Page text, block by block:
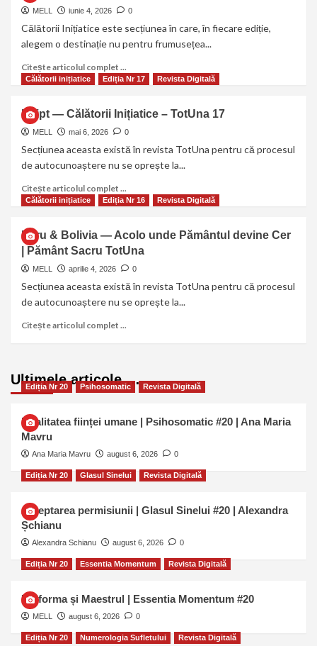
MELL iunie 4, 2026 0
Călătorii Inițiatice este secțiunea în care, în fiecare ediție,
alegem o destinație nu pentru frumusețea...
Citește articolul complet ...
Călătorii inițiatice Ediția Nr 17 Revista Digitală
Egipt — Călătorii Inițiatice – TotUna 17
MELL mai 6, 2026 0
Secțiunea aceasta există în revista TotUna pentru că procesul
de autocunoaștere nu se oprește la...
Citește articolul complet ...
Călătorii inițiatice Ediția Nr 16 Revista Digitală
Peru & Bolivia — Acolo unde Pământul devine Cer
| Pământ Sacru TotUna
MELL aprilie 4, 2026 0
Secțiunea aceasta există în revista TotUna pentru că procesul
de autocunoaștere nu se oprește la...
Citește articolul complet ...
Ultimele articole …
Ediția Nr 20 Psihosomatic Revista Digitală
Dualitatea ființei umane | Psihosomatic #20 | Ana Maria
Mavru
Ana Maria Mavru august 6, 2026 0
Ediția Nr 20 Glasul Sinelui Revista Digitală
Așteptarea permisiunii | Glasul Sinelui #20 | Alexandra
Șchianu
Alexandra Schianu august 6, 2026 0
Ediția Nr 20 Essentia Momentum Revista Digitală
Uniforma și Maestrul | Essentia Momentum #20
MELL august 6, 2026 0
Ediția Nr 20 Numerologia Sufletului Revista Digitală